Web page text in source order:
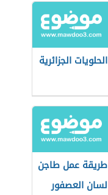
الحلويات الجزائرية
طريقة عمل طاجن
لسان العصفور